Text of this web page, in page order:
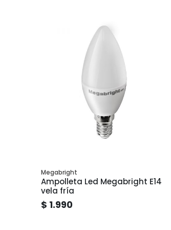
Megabright
Ampolleta Led Megabright E14
vela fría
$ 1.990